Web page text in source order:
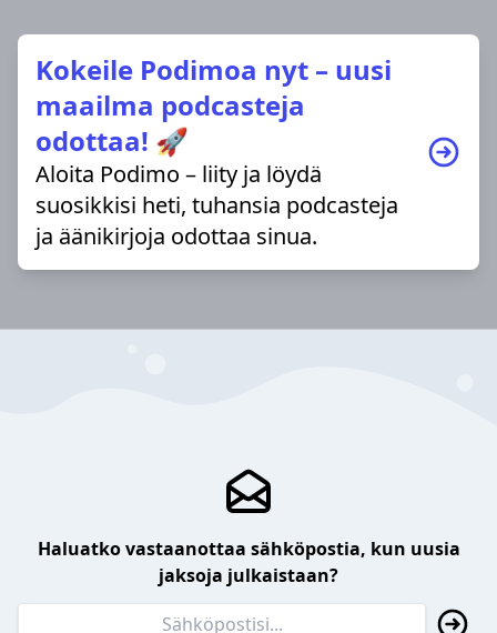
Kokeile Podimoa nyt – uusi
maailma podcasteja
odottaa! 🚀
Aloita Podimo – liity ja löydä
suosikkisi heti, tuhansia podcasteja
ja äänikirjoja odottaa sinua.
Haluatko vastaanottaa sähköpostia, kun uusia
jaksoja julkaistaan?